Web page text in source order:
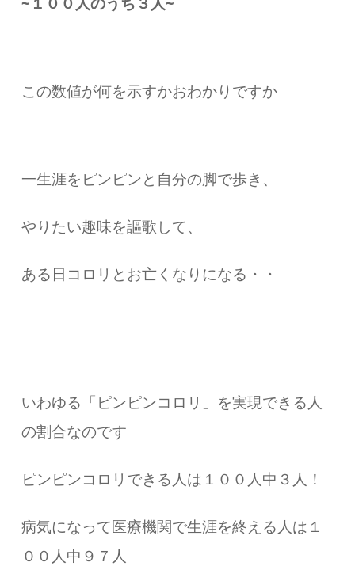
この数値が何を示すかおわかりですか
一生涯をピンピンと自分の脚で歩き、
やりたい趣味を謳歌して、
ある日コロリとお亡くなりになる・・
いわゆる「ピンピンコロリ」を実現できる人
の割合なのです
ピンピンコロリできる人は１００人中３人！
病気になって医療機関で生涯を終える人は１
００人中９７人